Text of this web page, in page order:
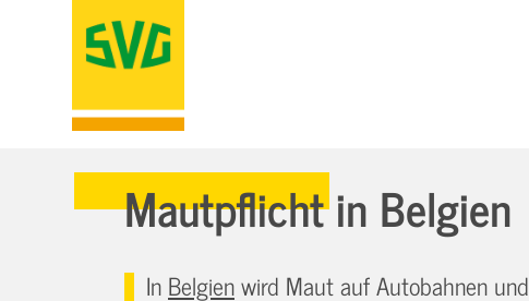
Mautpflicht in Belgien
InBelgienwird Maut auf Autobahnen und